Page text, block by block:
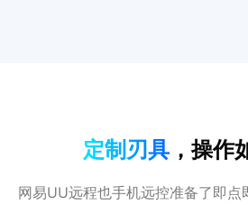
定制刃具 ，操作
网易UU远程也手机远控准备了即点